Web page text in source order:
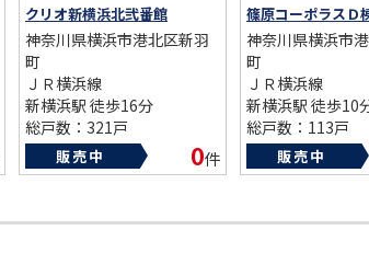
クリオ新横浜北弐番館
神奈川県横浜市港北区新羽
町
ＪＲ横浜線
新横浜駅 徒歩16分
総戸数：321戸
築年数：1998年
販売中 0件
篠原コーポラスＤ
神奈川県横浜市
町
ＪＲ横浜線
新横浜駅 徒歩10
総戸数：113戸
築年数：1976年
販売中